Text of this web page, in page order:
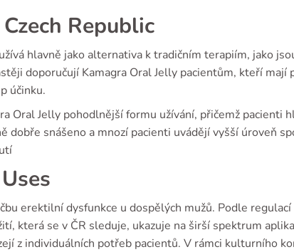
Republic
hlavně jako alternativa k tradičním terapiím, jako
doporučují Kamagra Oral Jelly pacientům, kteří mají
účinku.
Oral Jelly pohodlnější formu užívání, přičemž pacienti
dobře snášeno a mnozí pacienti uvádějí vyšší úroveň
erektilní dysfunkce u dospělých mužů. Podle regulací
která se v ČR sleduje, ukazuje na širší spektrum
z individuálních potřeb pacientů. V rámci kulturního